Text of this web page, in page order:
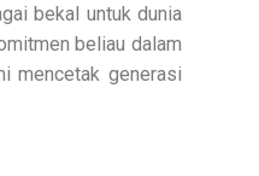
bekal untuk dunia
beliau dalam
mencetak generasi